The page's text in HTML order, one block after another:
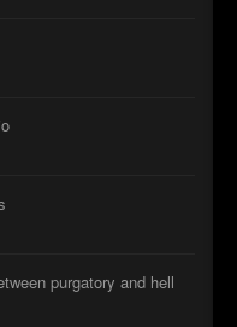
purgatory and hell